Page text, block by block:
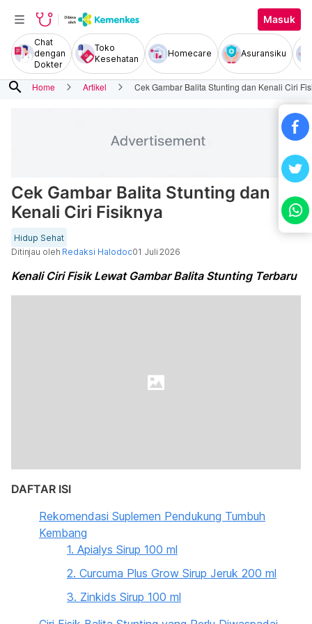
Masuk
Chat
dengan
Dokter
Toko
Kesehatan
Homecare Asuransiku
search Home Artikel Cek Gambar Balita Stunting dan Kenali Ciri
Cek Gambar Balita Stunting dan
Kenali Ciri Fisiknya
Hidup Sehat
Ditinjau oleh Redaksi Halodoc01 Juli 2026
Kenali Ciri Fisik Lewat Gambar Balita Stunting Terbaru
DAFTAR ISI
Rekomendasi Suplemen Pendukung Tumbuh
Kembang
1. Apialys Sirup 100 ml
2. Curcuma Plus Grow Sirup Jeruk 200 ml
3. Zinkids Sirup 100 ml